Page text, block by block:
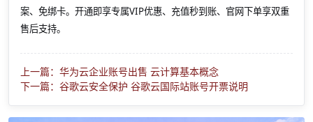
案、免绑卡。开通即享专属VIP优惠、充值秒到账、官网下单享双重
售后支持。
上一篇：华为云企业账号出售 云计算基本概念
下一篇：谷歌云安全保护 谷歌云国际站账号开票说明